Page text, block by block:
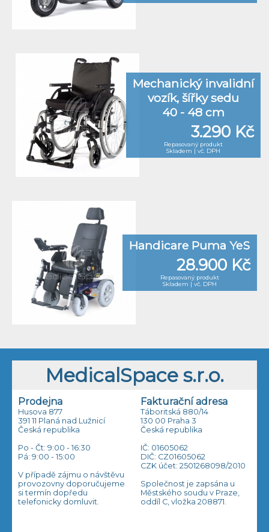
Mechanický invalidní
vozík, šířky sedu
40 - 48 cm
3.290 Kč
Repasovaný produkt
Skladem | vč. DPH
Handicare Puma YeS
28.900 Kč
Repasovaný produkt
Skladem | vč. DPH
MedicalSpace s.r.o.
Prodejna
Husova 877
391 11 Planá nad Lužnicí
Česká republika
Po - Čt: 9:00 - 16:30
Pá: 9:00 - 15:00
V případě zájmu o návštěvu
provozovny doporučujeme
si termín dopředu
telefonicky domluvit.
Fakturační adresa
Táboritská 880/14
130 00 Praha 3
Česká republika
IČ: 01605062
DIČ: CZ01605062
CZK účet: 2501268098/2010
Společnost je zapsána u
Městského soudu v Praze,
oddíl C, vložka 208871.